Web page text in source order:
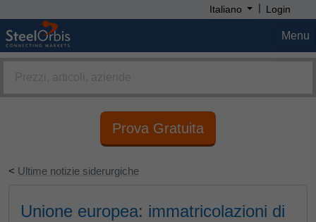
Italiano | Login
Menu
Prova Gratuita
< Ultime notizie siderurgiche
Unione europea: immatricolazioni di